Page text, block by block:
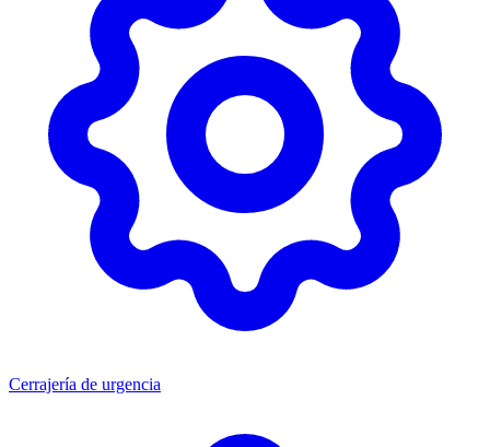
Cerrajería de urgencia